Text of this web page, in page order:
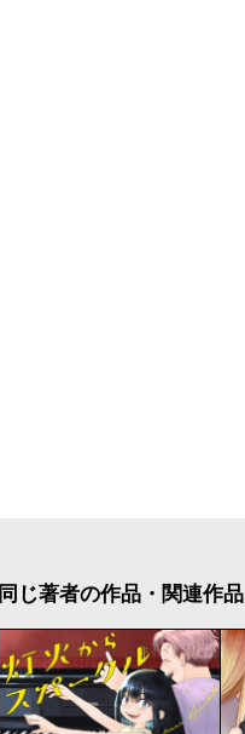
同じ著者の作品・関連作品